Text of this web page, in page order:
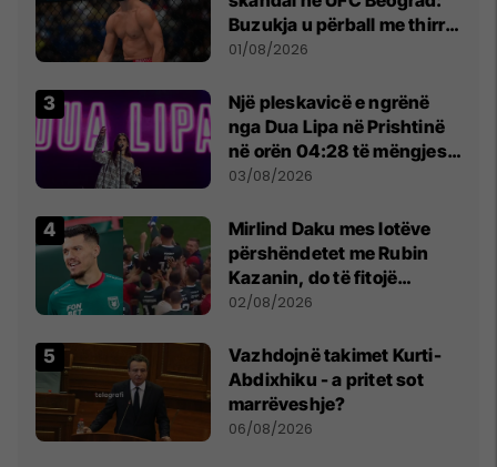
Buzukja u përball me thirrje
anti-shqiptare nga
01/08/2026
Një pleskavicë e ngrënë
nga Dua Lipa në Prishtinë
në orën 04:28 të mëngjesit
- dhe bota digjitale serbe
03/08/2026
Mirlind Daku mes lotëve
përshëndetet me Rubin
Kazanin, do të fitojë
miliona te Spartak Moska
02/08/2026
Vazhdojnë takimet Kurti-
Abdixhiku - a pritet sot
marrëveshje?
06/08/2026